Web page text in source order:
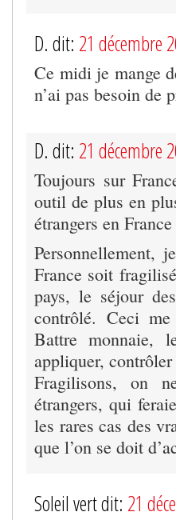
D. dit: 21 décembre
Ce midi je mange
n’ai pas besoin de
D. dit: 21 décembre
Toujours sur
outil de plus en
étrangers en
Personnellement,
France soit
pays, le séjour
contrôlé. Ceci
Battre monnaie,
appliquer,
Fragilisons, on
étrangers, qui
les rares cas des
que l’on se doit
Soleil vert dit: 21